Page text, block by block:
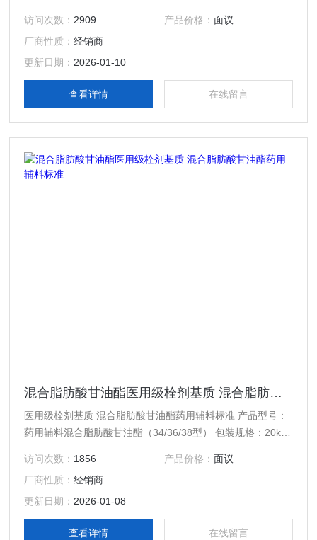
价值，欧美国家简称为MCT。该产品可广泛应用于药品、食
品、保健品及化妆品等方面。
访问次数： 2909 产品价格： 面议
厂商性质：经销商
更新日期： 2026-01-10
查看详情 在线留言
混合脂肪酸甘油酯医用级栓剂基质 混合脂肪酸甘油酯药用辅料标准
医用级栓剂基质 混合脂肪酸甘油酯药用辅料标准 产品型号：
药用辅料混合脂肪酸甘油酯（34/36/38型） 包装规格：20kg
访问次数： 1856 产品价格： 面议
厂商性质：经销商
更新日期： 2026-01-08
查看详情 在线留言